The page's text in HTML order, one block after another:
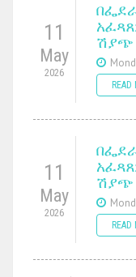
11
May
2026
ሽያጭ
READ
11
May
2026
ሽያጭ
READ